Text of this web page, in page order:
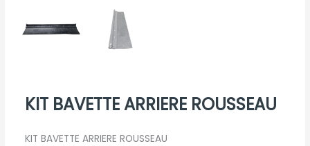
KIT BAVETTE ARRIERE ROUSSEAU
KIT BAVETTE ARRIERE ROUSSEAU